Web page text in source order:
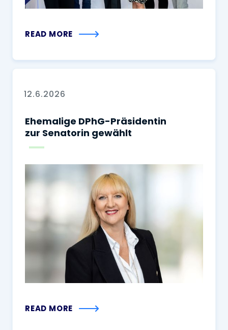
READ MORE
12.6.2026
Ehemalige DPhG-Präsidentin
zur Senatorin gewählt
READ MORE